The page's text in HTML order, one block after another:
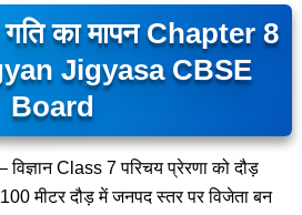
का मापन Chapter 8
Jigyasa CBSE
Board
Class 7 परिचय प्रेरणा को दौड़
मीटर दौड़ में जनपद स्तर पर विजेता बन